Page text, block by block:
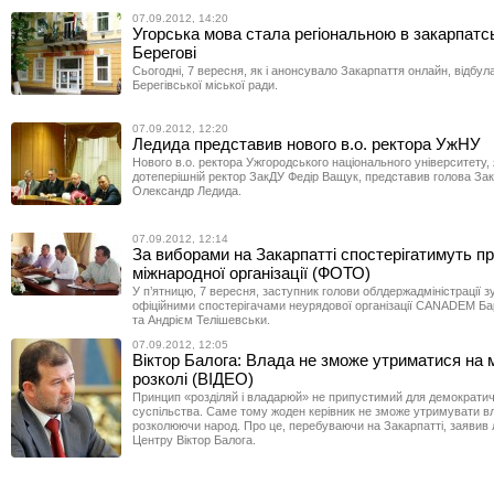
07.09.2012, 14:20
Угорська мова стала регіональною в
Берегові
Сьогодні, 7 вересня, як і анонсувало Закарпаття онлайн,
Берегівської міської ради.
07.09.2012, 12:20
Ледида представив нового в.о. ректора УжНУ
Нового в.о. ректора Ужгородського національного
дотеперішній ректор ЗакДУ Федір Ващук, представив голова
Олександр Ледида.
07.09.2012, 12:14
За виборами на Закарпатті спостерігатимуть
міжнародної організації (ФОТО)
У п’ятницю, 7 вересня, заступник голови облдержадміністрації
офіційними спостерігачами неурядової організації CANADEM
та Андрієм Телішевськи.
07.09.2012, 12:05
Віктор Балога: Влада не зможе утриматися на
розколі (ВІДЕО)
Принцип «розділяй і владарюй» не припустимий для
суспільства. Саме тому жоден керівник не зможе утримувати
розколюючи народ. Про це, перебуваючи на Закарпатті, заявив
Центру Віктор Балога.